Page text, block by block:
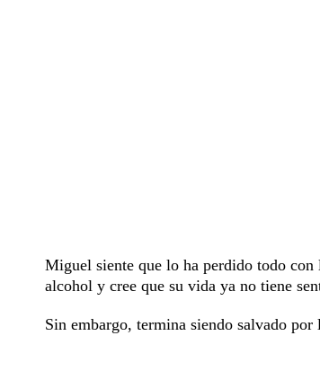
Miguel siente que lo ha perdido todo con
alcohol y cree que su vida ya no tiene
Sin embargo, termina siendo salvado por